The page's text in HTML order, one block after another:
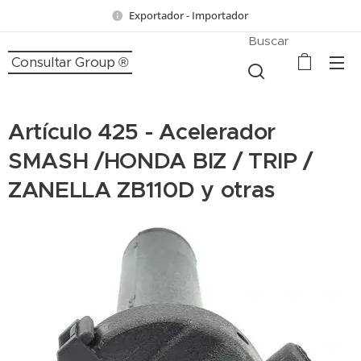
Exportador - Importador
Consultar Group ®
Buscar
Artículo 425 - Acelerador
SMASH /HONDA BIZ / TRIP /
ZANELLA ZB110D y otras